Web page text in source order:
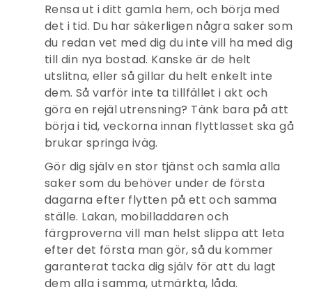
Rensa ut i ditt gamla hem, och börja med
det i tid. Du har säkerligen några saker som
du redan vet med dig du inte vill ha med dig
till din nya bostad. Kanske är de helt
utslitna, eller så gillar du helt enkelt inte
dem. Så varför inte ta tillfället i akt och
göra en rejäl utrensning? Tänk bara på att
börja i tid, veckorna innan flyttlasset ska gå
brukar springa iväg.
Gör dig själv en stor tjänst och samla alla
saker som du behöver under de första
dagarna efter flytten på ett och samma
ställe. Lakan, mobilladdaren och
färgproverna vill man helst slippa att leta
efter det första man gör, så du kommer
garanterat tacka dig själv för att du lagt
dem alla i samma, utmärkta, låda.